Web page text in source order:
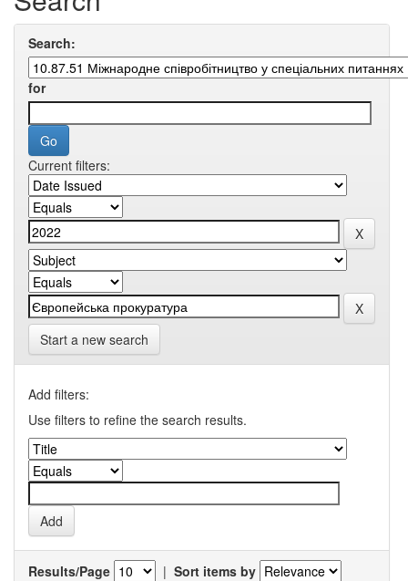
Search:
for
Current filters:
Start a new search
Add filters:
Use filters to refine the search results.
Results/Page | Sort items by